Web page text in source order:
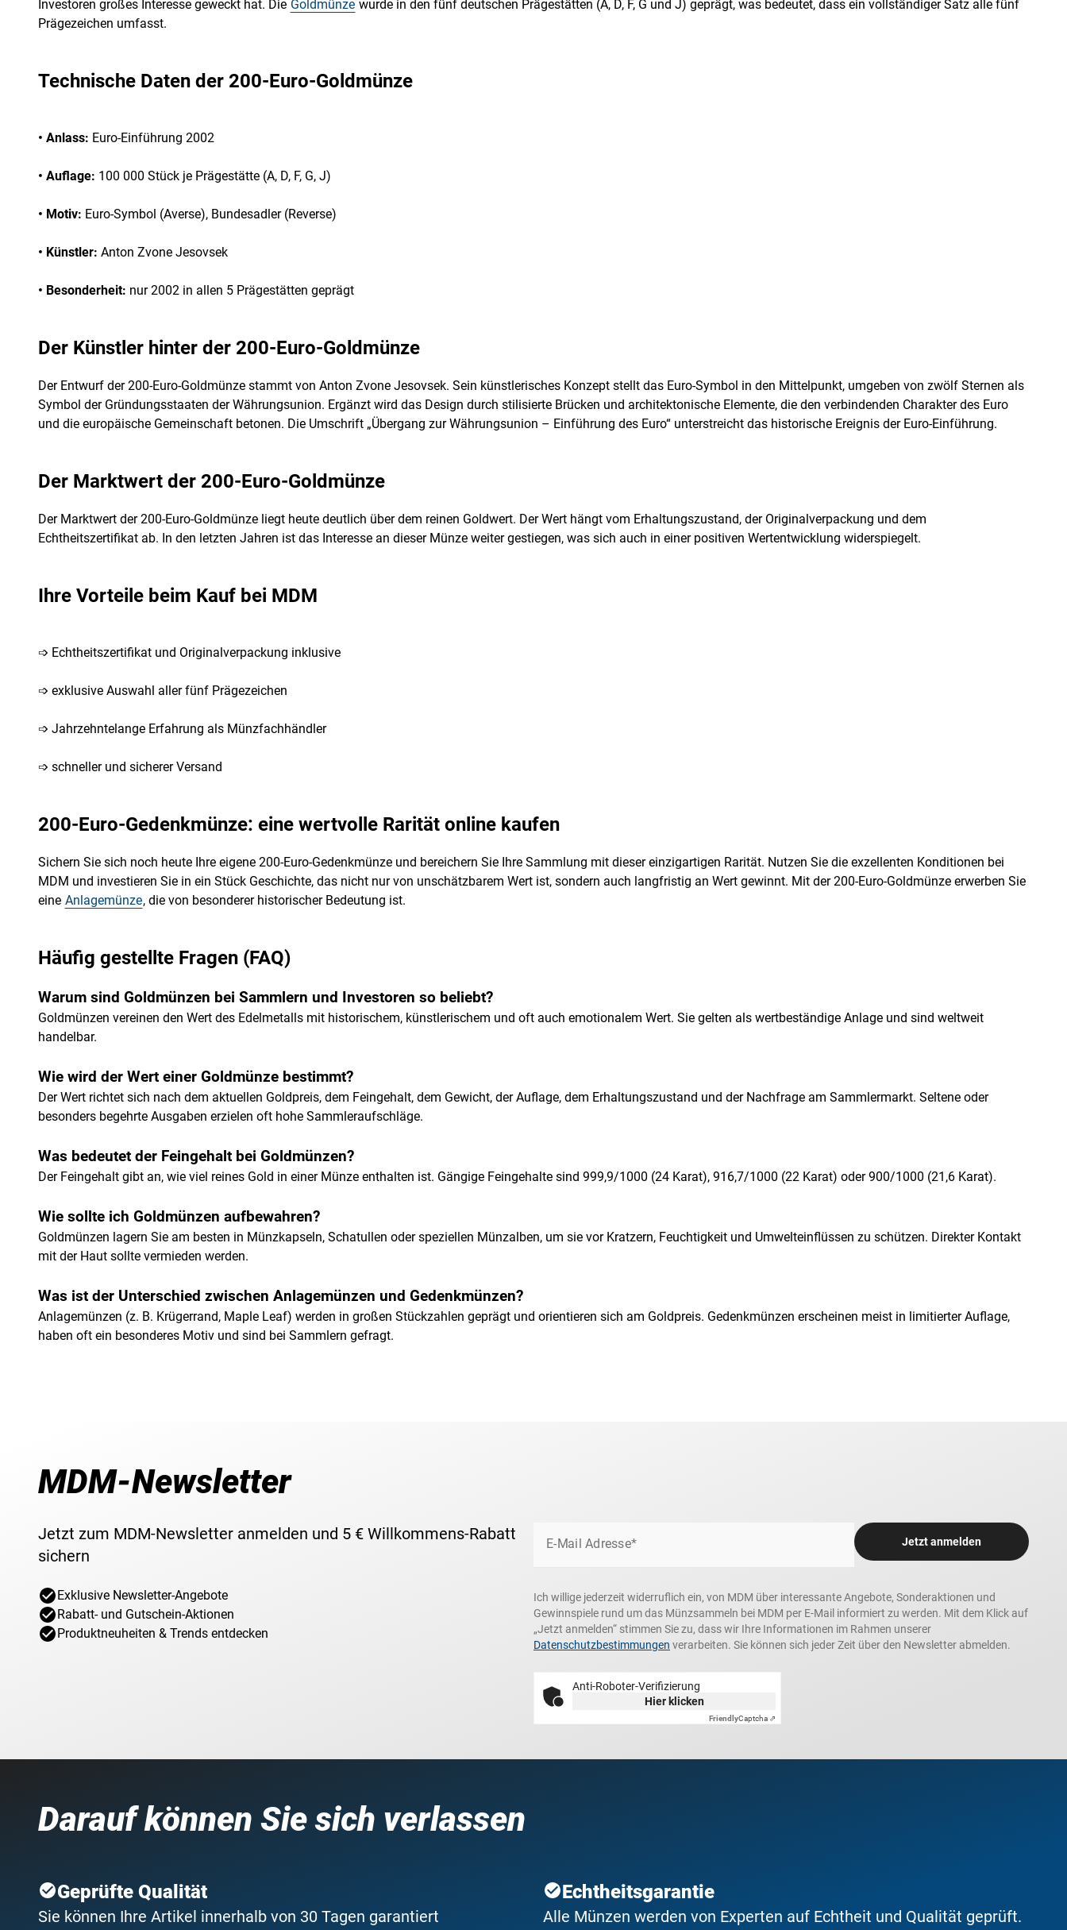
Investoren großes Interesse geweckt hat. Die Goldmünze wurde in den fünf deutschen Prägestätten (A, D, F, G und J) geprägt, was bedeutet, dass ein vollständiger Satz alle fünf
Prägezeichen umfasst.
Technische Daten der 200-Euro-Goldmünze
• Anlass: Euro-Einführung 2002
• Auflage: 100 000 Stück je Prägestätte (A, D, F, G, J)
• Motiv: Euro-Symbol (Averse), Bundesadler (Reverse)
• Künstler: Anton Zvone Jesovsek
• Besonderheit: nur 2002 in allen 5 Prägestätten geprägt
Der Künstler hinter der 200-Euro-Goldmünze
Der Entwurf der 200-Euro-Goldmünze stammt von Anton Zvone Jesovsek. Sein künstlerisches Konzept stellt das Euro-Symbol in den Mittelpunkt, umgeben von zwölf Sternen als
Symbol der Gründungsstaaten der Währungsunion. Ergänzt wird das Design durch stilisierte Brücken und architektonische Elemente, die den verbindenden Charakter des Euro
und die europäische Gemeinschaft betonen. Die Umschrift „Übergang zur Währungsunion – Einführung des Euro“ unterstreicht das historische Ereignis der Euro-Einführung.
Der Marktwert der 200-Euro-Goldmünze
Der Marktwert der 200-Euro-Goldmünze liegt heute deutlich über dem reinen Goldwert. Der Wert hängt vom Erhaltungszustand, der Originalverpackung und dem
Echtheitszertifikat ab. In den letzten Jahren ist das Interesse an dieser Münze weiter gestiegen, was sich auch in einer positiven Wertentwicklung widerspiegelt.
Ihre Vorteile beim Kauf bei MDM
➩ Echtheitszertifikat und Originalverpackung inklusive
➩ exklusive Auswahl aller fünf Prägezeichen
➩ Jahrzehntelange Erfahrung als Münzfachhändler
➩ schneller und sicherer Versand
200-Euro-Gedenkmünze: eine wertvolle Rarität online kaufen
Sichern Sie sich noch heute Ihre eigene 200-Euro-Gedenkmünze und bereichern Sie Ihre Sammlung mit dieser einzigartigen Rarität. Nutzen Sie die exzellenten Konditionen bei
MDM und investieren Sie in ein Stück Geschichte, das nicht nur von unschätzbarem Wert ist, sondern auch langfristig an Wert gewinnt. Mit der 200-Euro-Goldmünze erwerben Sie
eine Anlagemünze, die von besonderer historischer Bedeutung ist.
Häufig gestellte Fragen (FAQ)
Warum sind Goldmünzen bei Sammlern und Investoren so beliebt?
Goldmünzen vereinen den Wert des Edelmetalls mit historischem, künstlerischem und oft auch emotionalem Wert. Sie gelten als wertbeständige Anlage und sind weltweit
handelbar.
Wie wird der Wert einer Goldmünze bestimmt?
Der Wert richtet sich nach dem aktuellen Goldpreis, dem Feingehalt, dem Gewicht, der Auflage, dem Erhaltungszustand und der Nachfrage am Sammlermarkt. Seltene oder
besonders begehrte Ausgaben erzielen oft hohe Sammleraufschläge.
Was bedeutet der Feingehalt bei Goldmünzen?
Der Feingehalt gibt an, wie viel reines Gold in einer Münze enthalten ist. Gängige Feingehalte sind 999,9/1000 (24 Karat), 916,7/1000 (22 Karat) oder 900/1000 (21,6 Karat).
Wie sollte ich Goldmünzen aufbewahren?
Goldmünzen lagern Sie am besten in Münzkapseln, Schatullen oder speziellen Münzalben, um sie vor Kratzern, Feuchtigkeit und Umwelteinflüssen zu schützen. Direkter Kontakt
mit der Haut sollte vermieden werden.
Was ist der Unterschied zwischen Anlagemünzen und Gedenkmünzen?
Anlagemünzen (z. B. Krügerrand, Maple Leaf) werden in großen Stückzahlen geprägt und orientieren sich am Goldpreis. Gedenkmünzen erscheinen meist in limitierter Auflage,
haben oft ein besonderes Motiv und sind bei Sammlern gefragt.
MDM-Newsletter
Jetzt zum MDM-Newsletter anmelden und 5 € Willkommens-Rabatt
sichern
Exklusive Newsletter-Angebote
Rabatt- und Gutschein-Aktionen
Produktneuheiten & Trends entdecken
E-Mail Adresse* Jetzt anmelden
Ich willige jederzeit widerruflich ein, von MDM über interessante Angebote, Sonderaktionen und
Gewinnspiele rund um das Münzsammeln bei MDM per E-Mail informiert zu werden. Mit dem Klick auf
„Jetzt anmelden“ stimmen Sie zu, dass wir Ihre Informationen im Rahmen unserer
Datenschutzbestimmungen verarbeiten. Sie können sich jeder Zeit über den Newsletter abmelden.
Anti-Roboter-Verifizierung
Hier klicken
FriendlyCaptcha ⇗
Darauf können Sie sich verlassen
Geprüfte Qualität
Sie können Ihre Artikel innerhalb von 30 Tagen garantiert
Echtheitsgarantie
Alle Münzen werden von Experten auf Echtheit und Qualität geprüft.